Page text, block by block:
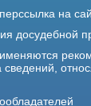
на
досудебной